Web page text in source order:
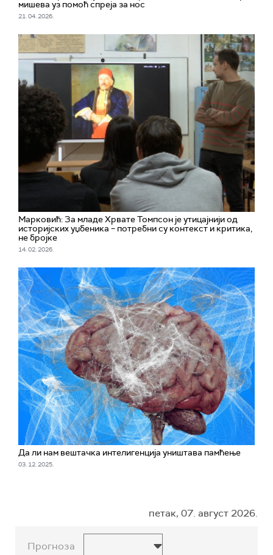
мишева уз помоћ спреја за нос
21. 04. 2026.
Марковић: За младе Хрвате Томпсон је утицајнији од
историјских уџбеника – потребни су контекст и критика,
не бројке
14. 02. 2026.
Да ли нам вештачка интелигенција уништава памћење
03. 12. 2025.
петак, 07. август 2026.
Прогноза